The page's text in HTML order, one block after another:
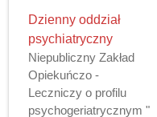
Dzienny oddział
psychiatryczny
Niepubliczny Zakład
Opiekuńczo -
Leczniczy o profilu
psychogeriatrycznym "